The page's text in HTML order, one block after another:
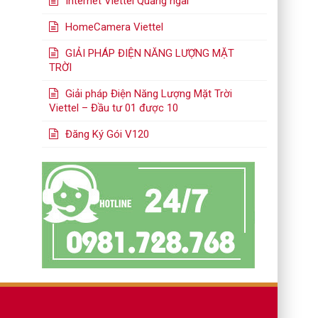
HomeCamera Viettel
GIẢI PHÁP ĐIỆN NĂNG LƯỢNG MẶT
TRỜI
Giải pháp Điện Năng Lượng Mặt Trời
Viettel – Đầu tư 01 được 10
Đăng Ký Gói V120